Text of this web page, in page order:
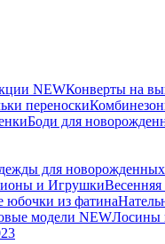
NEWКонверты на
переноски
Боди для
для новорожденных
и ИгрушкиВесенняя
из фатина
модели NEWЛосины